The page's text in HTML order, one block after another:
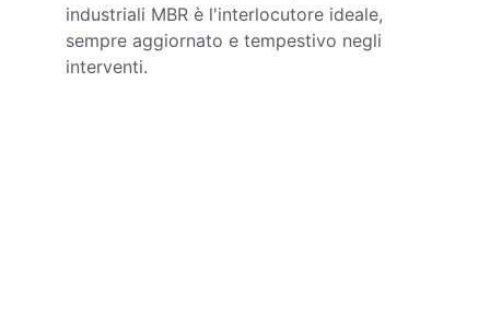
industriali MBR è l'interlocutore ideale,
sempre aggiornato e tempestivo negli
interventi.